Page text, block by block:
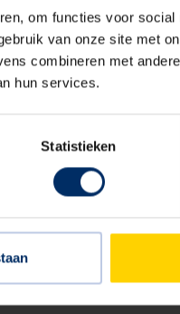
om functies voor social
van onze site met
combineren met
hun services.
Statistieken